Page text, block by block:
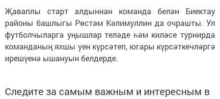
Җаваплы старт алдыннан команда белән Биектау
районы башлыгы Рөстәм Кәлимуллин да очрашты. Ул
футболчыларга уңышлар теләде һәм киләсе турнирда
команданың яхшы уен күрсәтеп, югары күрсәткечләргә
ирешүенә ышануын белдерде.
Следите за самым важным и интересным в